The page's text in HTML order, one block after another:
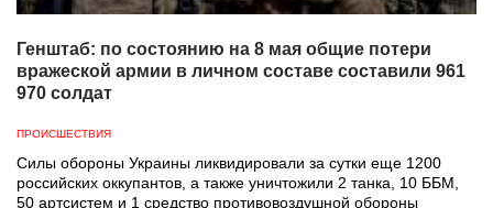
Генштаб: по состоянию на 8 мая общие потери
вражеской армии в личном составе составили 961
970 солдат
ПРОИСШЕСТВИЯ
Силы обороны Украины ликвидировали за сутки еще 1200
российских оккупантов, а также уничтожили 2 танка, 10 ББМ,
50 артсистем и 1 средство противовоздушной обороны